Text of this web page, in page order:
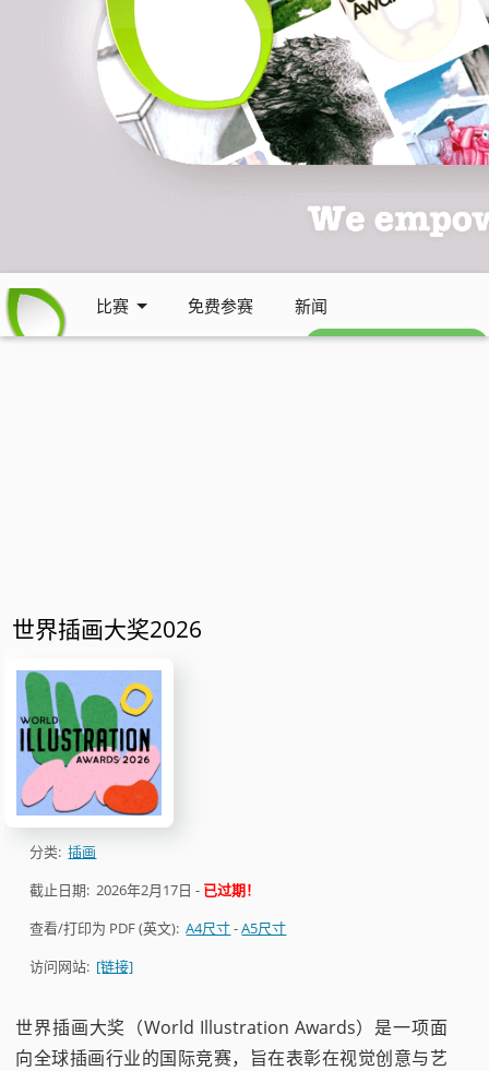
比赛 免费参赛 新闻
免费每周通讯 (英文)
世界插画大奖2026
分类:插画
截止日期:2026年2月17日 - 已过期！
查看/打印为 PDF (英文):A4尺寸-A5尺寸
访问网站: [链接]
世界插画大奖（World Illustration Awards）是一项面
向全球插画行业的国际竞赛，旨在表彰在视觉创意与艺